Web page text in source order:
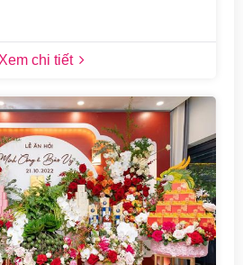
Xem chi tiết